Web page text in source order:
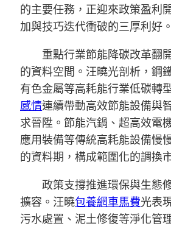
的主要任務，正迎來政策盈利
加與技巧迭代衝破的三厚利好。
重點行業節能降碳改革翻
的資料空間。汪曉光剖析，鋼
有色金屬等高耗能行業低碳轉
感情連續帶動高效節能設備與
求晉陞。節能汽鍋、超高效電
應用裝備等傳統高耗能設備慢
的資料期，構成範圍化的調換
政策支撐推進環保與生態
擴容。汪曉包養網車馬費光表
污水處置、泥土修復等淨化管